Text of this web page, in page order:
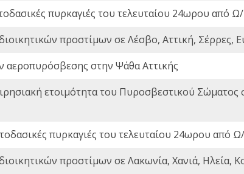
πυρκαγιές του τελευταίου 24ωρου από
προστίμων σε Λέσβο, Αττική,
στην Ψάθα Αττικής
ετοιμότητα του Πυροσβεστικού
πυρκαγιές του τελευταίου 24ωρου από
προστίμων σε Λακωνία, Χανιά, Ηλεία,